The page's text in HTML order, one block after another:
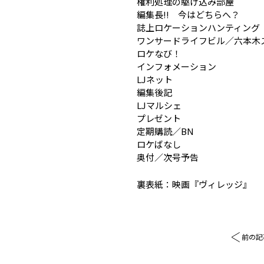
編集長!! 今はどちらへ？
誌上ロケーションハンティング
ワンサードライフビル／六本
ロケなび！
インフォメーション
LJネット
編集後記
LJマルシェ
プレゼント
定期購読／BN
ロケばなし
奥付／次号予告
裏表紙：映画『ヴィレッジ』
前の